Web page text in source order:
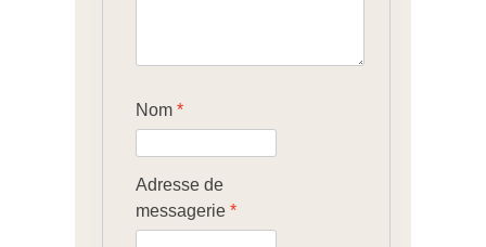
Nom *
Adresse de
messagerie *